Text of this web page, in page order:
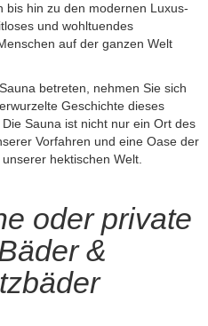
bis hin zu den modernen Luxus-
und wohltuendes
auf der ganzen Welt
betreten, nehmen Sie sich
Geschichte dieses
Sauna ist nicht nur ein Ort des
Vorfahren und eine Oase der
hektischen Welt.
oder private
&